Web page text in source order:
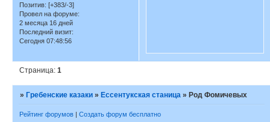
Позитив: [+383/-3]
Провел на форуме:
2 месяца 16 дней
Последний визит:
Сегодня 07:48:56
Страница:1
» Гребенские казаки » Ессентукская станица » Род Фомичевых
Рейтинг форумов | Создать форум бесплатно